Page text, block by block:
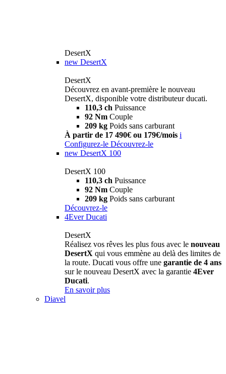
DesertX
new DesertX
DesertX
Découvrez en avant-première le nouveau
DesertX, disponible votre distributeur ducati.
110,3 ch Puissance
92 Nm Couple
209 kg Poids sans carburant
À partir de 17 490€ ou 179€/mois i
Configurez-le Découvrez-le
new DesertX 100
DesertX 100
110,3 ch Puissance
92 Nm Couple
209 kg Poids sans carburant
Découvrez-le
4Ever Ducati
DesertX
Réalisez vos rêves les plus fous avec le nouveau
DesertX qui vous emmène au delà des limites de
la route. Ducati vous offre une garantie de 4 ans
sur le nouveau DesertX avec la garantie 4Ever
Ducati.
En savoir plus
Diavel